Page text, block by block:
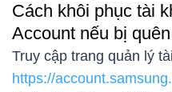
Cách khôi phục tài
Account nếu bị
Truy cập trang quản lý
https://